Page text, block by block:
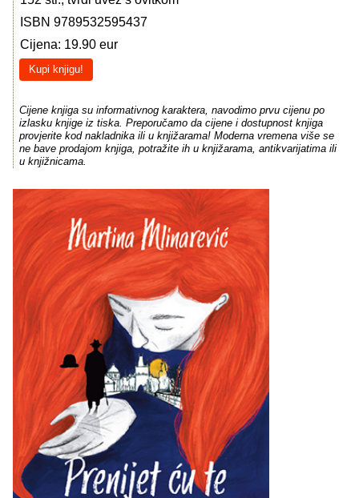
ISBN 9789532595437
Cijena: 19.90 eur
Kupi knjigu!
Cijene knjiga su informativnog karaktera, navodimo prvu cijenu po
izlasku knjige iz tiska. Preporučamo da cijene i dostupnost knjiga
provjerite kod nakladnika ili u knjižarama! Moderna vremena više se
ne bave prodajom knjiga, potražite ih u knjižarama, antikvarijatima ili
u knjižnicama.